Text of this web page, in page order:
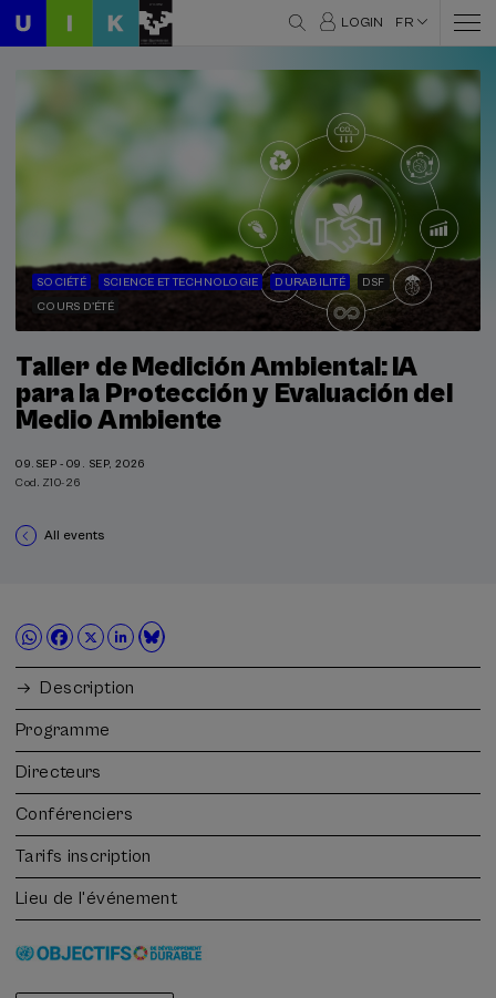
LOGIN FR
SOCIÉTÉ SCIENCE ET TECHNOLOGIE DURABILITÉ
DSF
COURS D'ÉTÉ
Taller de Medición Ambiental: IA
para la Protección y Evaluación del
Medio Ambiente
09.SEP - 09. SEP, 2026
Cod. Z10-26
All events
Description
Programme
Directeurs
Conférenciers
Tarifs inscription
Lieu de l'événement